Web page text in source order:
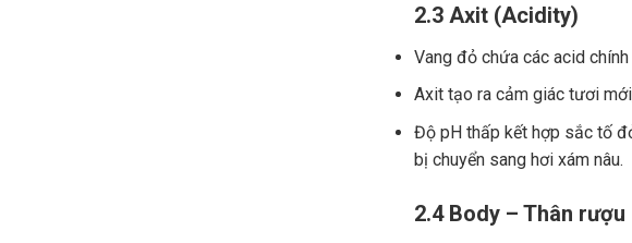
2.3 Axit (Acidity)
Vang đỏ chứa các acid
Axit tạo ra cảm giác tươi
Độ pH thấp kết hợp sắc tố
bị chuyển sang hơi xám nâu.
2.4 Body – Thân rượu